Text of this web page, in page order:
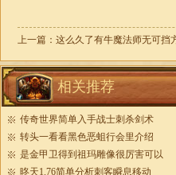
上一篇： 这么久了有牛魔法师无可挡
相关推荐
传奇世界简单入手战士刺杀剑术
转头一看看黑色恶蛆行会里介绍
是金甲卫得到祖玛雕像很厉害可以
昸天1.76简单分析刺客瞬息移动